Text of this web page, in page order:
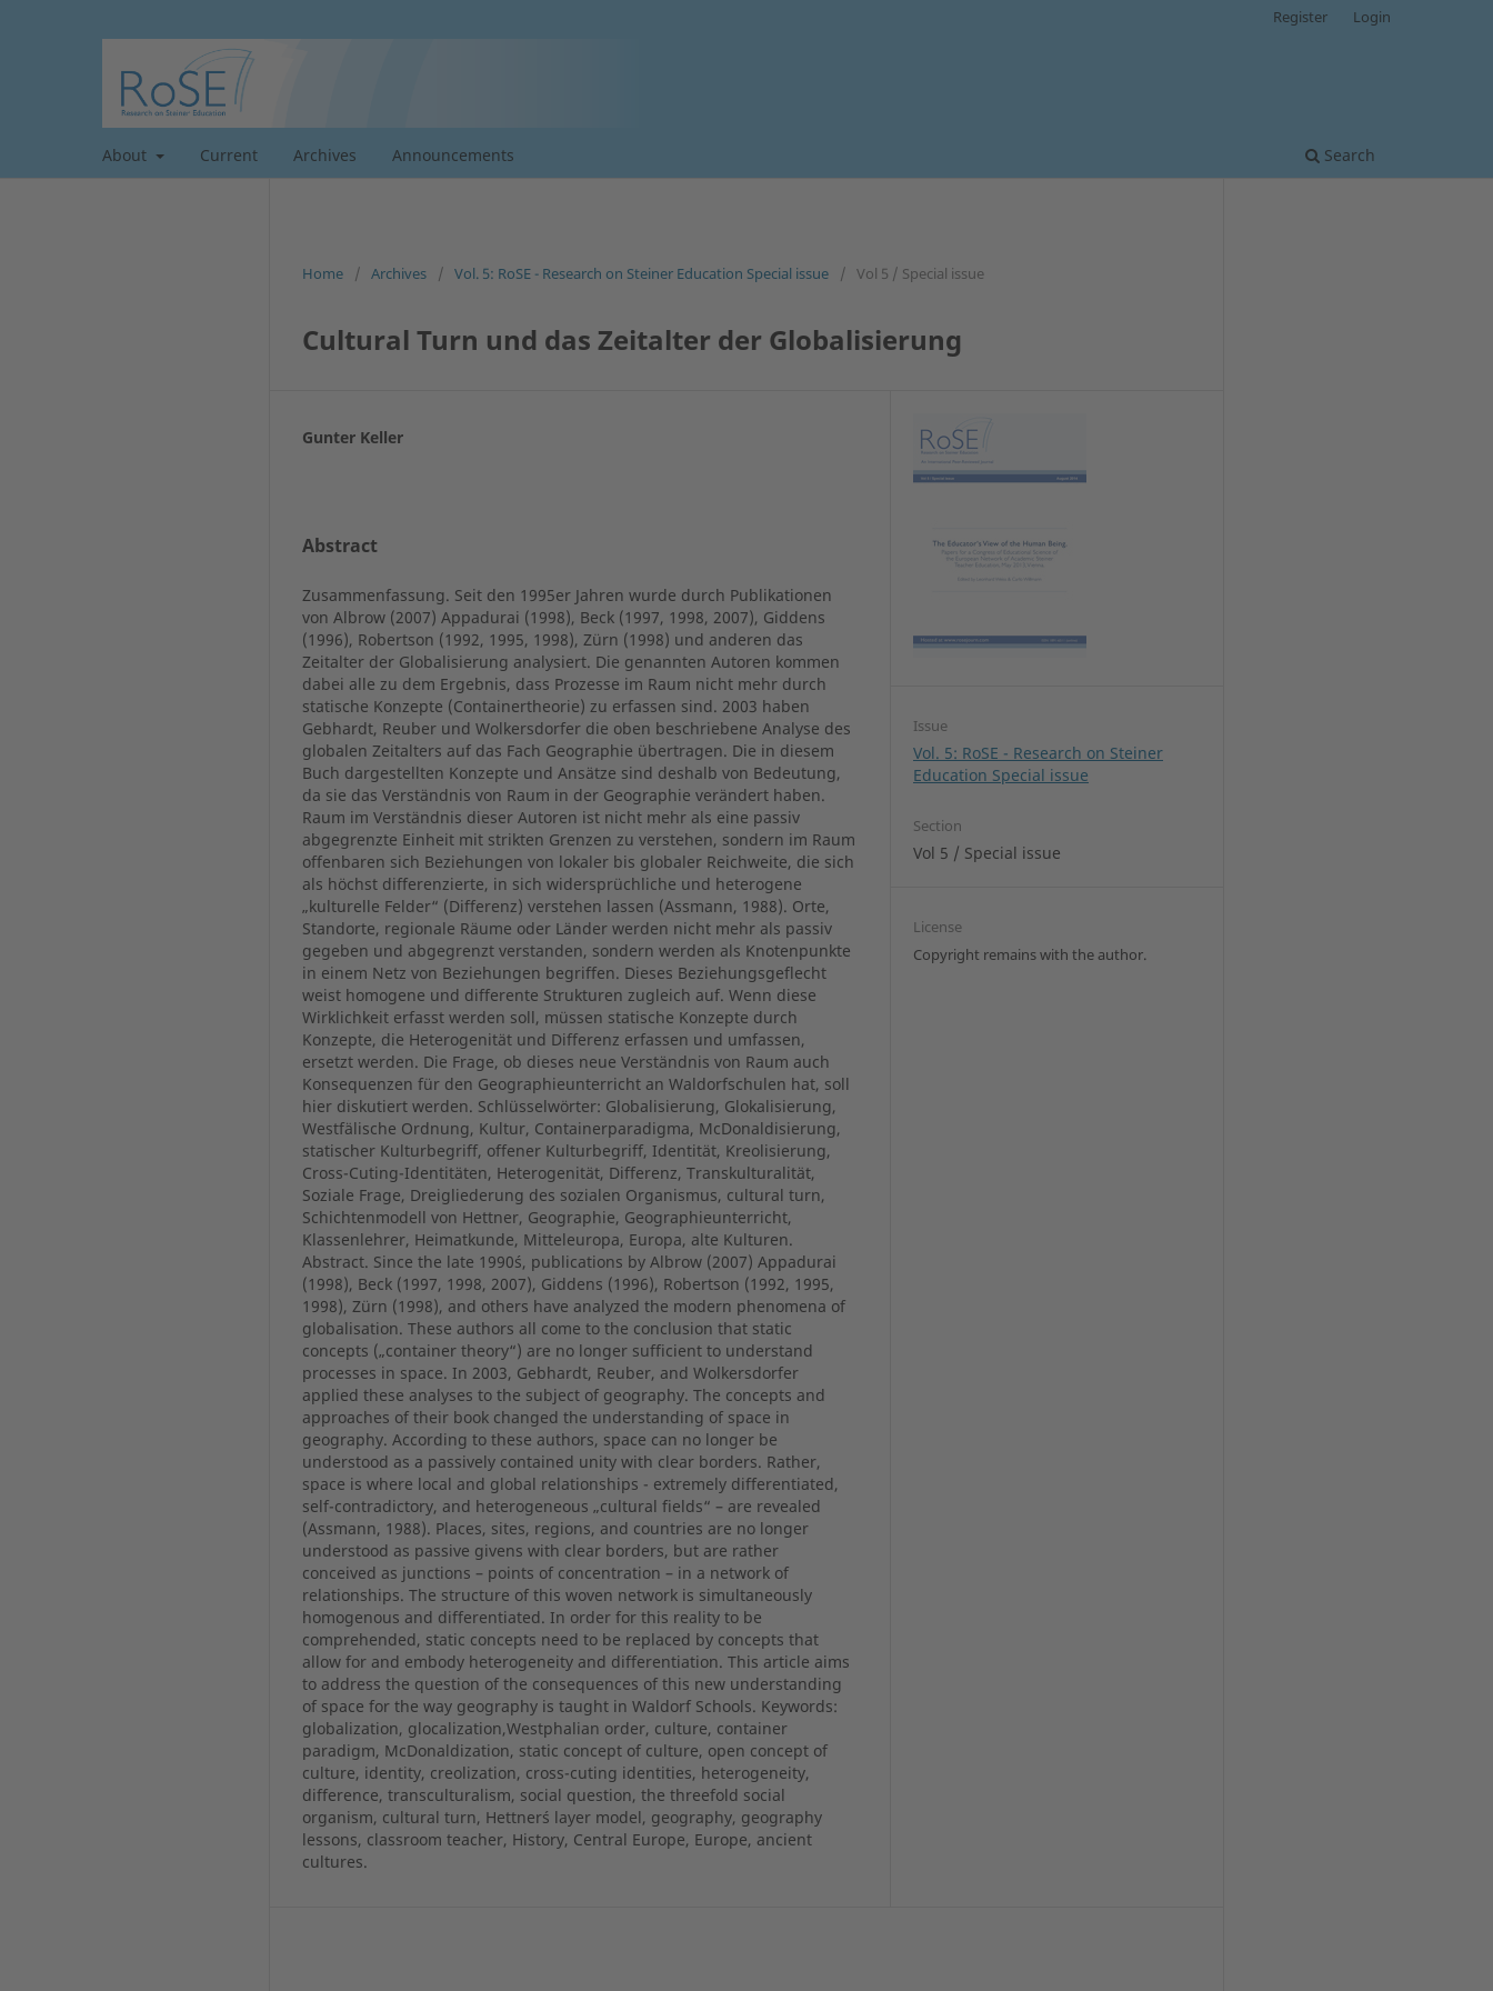
About Current Archives Announcements Search
Register Login
Home / Archives / Vol. 5: RoSE - Research on Steiner Education Special issue / Vol 5 / Special issue
Cultural Turn und das Zeitalter der Globalisierung
Gunter Keller
Abstract
Zusammenfassung. Seit den 1995er Jahren wurde durch Publikationen
von Albrow (2007) Appadurai (1998), Beck (1997, 1998, 2007), Giddens
(1996), Robertson (1992, 1995, 1998), Zürn (1998) und anderen das
Zeitalter der Globalisierung analysiert. Die genannten Autoren kommen
dabei alle zu dem Ergebnis, dass Prozesse im Raum nicht mehr durch
statische Konzepte (Containertheorie) zu erfassen sind. 2003 haben
Gebhardt, Reuber und Wolkersdorfer die oben beschriebene Analyse des
globalen Zeitalters auf das Fach Geographie übertragen. Die in diesem
Buch dargestellten Konzepte und Ansätze sind deshalb von Bedeutung,
da sie das Verständnis von Raum in der Geographie verändert haben.
Raum im Verständnis dieser Autoren ist nicht mehr als eine passiv
abgegrenzte Einheit mit strikten Grenzen zu verstehen, sondern im Raum
offenbaren sich Beziehungen von lokaler bis globaler Reichweite, die sich
als höchst differenzierte, in sich widersprüchliche und heterogene
„kulturelle Felder“ (Differenz) verstehen lassen (Assmann, 1988). Orte,
Standorte, regionale Räume oder Länder werden nicht mehr als passiv
gegeben und abgegrenzt verstanden, sondern werden als Knotenpunkte
in einem Netz von Beziehungen begriffen. Dieses Beziehungsgeflecht
weist homogene und differente Strukturen zugleich auf. Wenn diese
Wirklichkeit erfasst werden soll, müssen statische Konzepte durch
Konzepte, die Heterogenität und Differenz erfassen und umfassen,
ersetzt werden. Die Frage, ob dieses neue Verständnis von Raum auch
Konsequenzen für den Geographieunterricht an Waldorfschulen hat, soll
hier diskutiert werden. Schlüsselwörter: Globalisierung, Glokalisierung,
Westfälische Ordnung, Kultur, Containerparadigma, McDonaldisierung,
statischer Kulturbegriff, offener Kulturbegriff, Identität, Kreolisierung,
Cross-Cuting-Identitäten, Heterogenität, Differenz, Transkulturalität,
Soziale Frage, Dreigliederung des sozialen Organismus, cultural turn,
Schichtenmodell von Hettner, Geographie, Geographieunterricht,
Klassenlehrer, Heimatkunde, Mitteleuropa, Europa, alte Kulturen.
Abstract. Since the late 1990´s, publications by Albrow (2007) Appadurai
(1998), Beck (1997, 1998, 2007), Giddens (1996), Robertson (1992, 1995,
1998), Zürn (1998), and others have analyzed the modern phenomena of
globalisation. These authors all come to the conclusion that static
concepts („container theory“) are no longer sufficient to understand
processes in space. In 2003, Gebhardt, Reuber, and Wolkersdorfer
applied these analyses to the subject of geography. The concepts and
approaches of their book changed the understanding of space in
geography. According to these authors, space can no longer be
understood as a passively contained unity with clear borders. Rather,
space is where local and global relationships - extremely differentiated,
self-contradictory, and heterogeneous „cultural fields“ – are revealed
(Assmann, 1988). Places, sites, regions, and countries are no longer
understood as passive givens with clear borders, but are rather
conceived as junctions – points of concentration – in a network of
relationships. The structure of this woven network is simultaneously
homogenous and differentiated. In order for this reality to be
comprehended, static concepts need to be replaced by concepts that
allow for and embody heterogeneity and differentiation. This article aims
to address the question of the consequences of this new understanding
of space for the way geography is taught in Waldorf Schools. Keywords:
globalization, glocalization,Westphalian order, culture, container
paradigm, McDonaldization, static concept of culture, open concept of
culture, identity, creolization, cross-cuting identities, heterogeneity,
difference, transculturalism, social question, the threefold social
organism, cultural turn, Hettner´s layer model, geography, geography
lessons, classroom teacher, History, Central Europe, Europe, ancient
cultures.
Issue
Vol. 5: RoSE - Research on Steiner
Education Special issue
Section
Vol 5 / Special issue
License
Copyright remains with the author.